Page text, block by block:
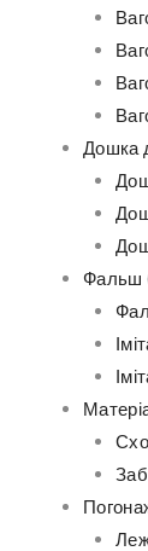
Дошка
Фальш